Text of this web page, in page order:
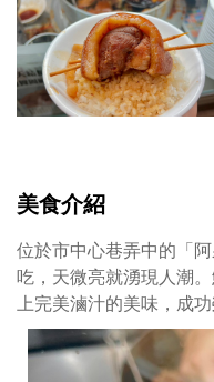
通
透
的
焢
肉
不
膩，
不
難
理
解
美食介紹
位於市中心巷弄中的「
吃，天微亮就湧現人潮
上完美滷汁的美味，成